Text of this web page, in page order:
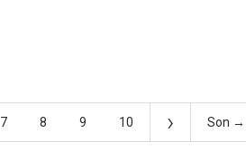
7 8 9 10 › Son →